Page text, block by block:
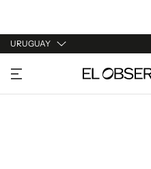
URUGUAY
URUGUAY
ARGENTINA